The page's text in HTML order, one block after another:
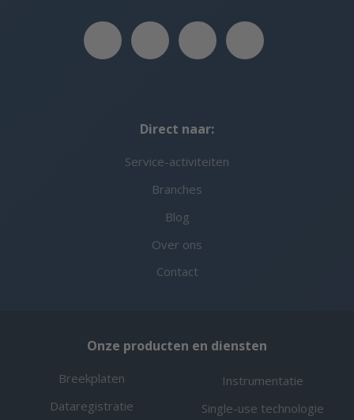
Direct naar:
Service-activiteiten
Branches
Blog
Over ons
Contact
Onze producten en diensten
Breekplaten
Dataregistratie
Instrumentatie
Single-use technologie